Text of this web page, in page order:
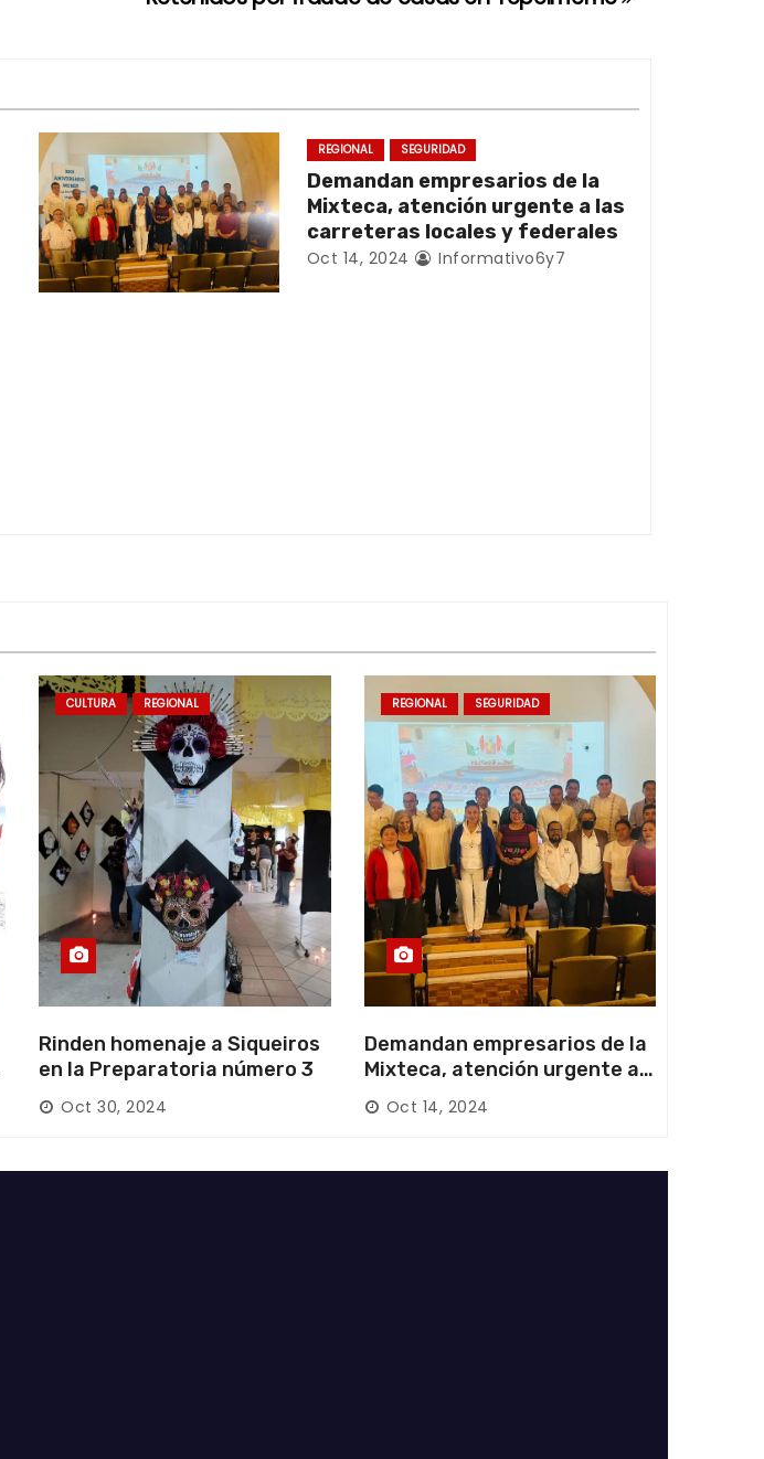
REGIONAL SEGURIDAD
Demandan empresarios de la
Mixteca, atención urgente a las
carreteras locales y federales
Oct 14, 2024 Informativo6y7
CULTURA REGIONAL
Rinden homenaje a Siqueiros
en la Preparatoria número 3
Oct 30, 2024
REGIONAL SEGURIDAD
Demandan empresarios de la
Mixteca, atención urgente a
las carreteras locales y
federales
Oct 14, 2024